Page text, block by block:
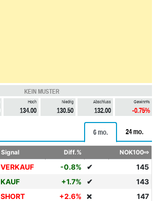
KEIN MUSTER
Hoch
134.00
Niedrig
130.50
Abschluss
132.00
Gewinn%
-0.75%
6 mo. 24 mo.
Signal Diff.% NOK100⇨
VERKAUF -0.8% ✔
145
KAUF +1.7% ✔
143
SHORT +2.6% ❌
147